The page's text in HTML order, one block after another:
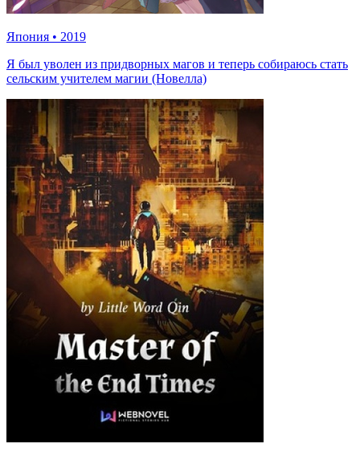
Япония • 2019
Я был уволен из придворных магов и теперь собираюсь стать
сельским учителем магии (Новелла)